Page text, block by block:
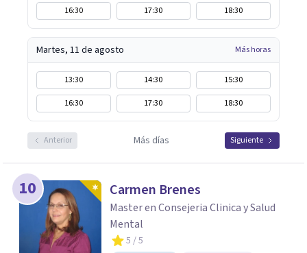
16:30
17:30 18:30
Martes, 11 de agosto Más horas
13:30 14:30
15:30
16:30
17:30 18:30
Anterior Más días Siguiente
10 Carmen Brenes
Master en Consejeria Clinica y Salud
Mental
5 / 5